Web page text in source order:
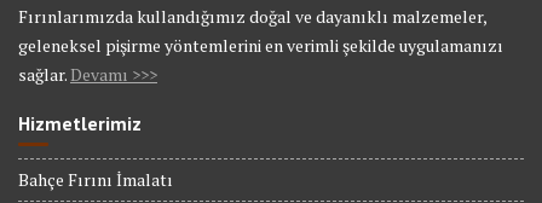
Fırınlarımızda kullandığımız doğal ve dayanıklı malzemeler,
geleneksel pişirme yöntemlerini en verimli şekilde uygulamanızı
sağlar. Devamı >>>
Hizmetlerimiz
Bahçe Fırını İmalatı